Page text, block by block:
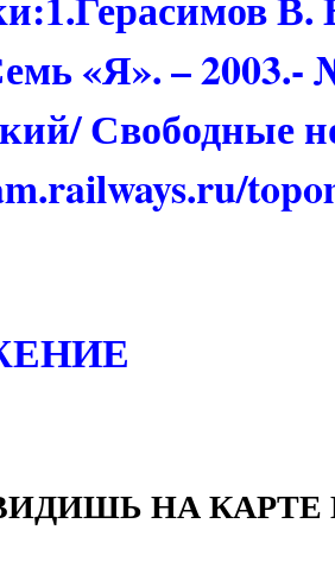
«Я». – 2003.-
Свободные
НА КАРТЕ